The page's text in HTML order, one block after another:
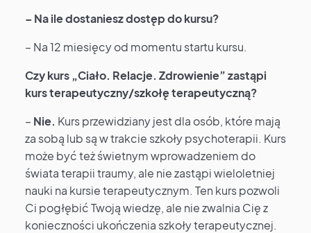
– Na ile dostaniesz dostęp do kursu?
– Na 12 miesięcy od momentu startu kursu.
Czy kurs „Ciało. Relacje. Zdrowienie” zastąpi
kurs terapeutyczny/szkołę terapeutyczną?
– Nie. Kurs przewidziany jest dla osób, które mają
za sobą lub są w trakcie szkoły psychoterapii. Kurs
może być też świetnym wprowadzeniem do
świata terapii traumy, ale nie zastąpi wieloletniej
nauki na kursie terapeutycznym. Ten kurs pozwoli
Ci pogłębić Twoją wiedzę, ale nie zwalnia Cię z
konieczności ukończenia szkoły terapeutycznej.